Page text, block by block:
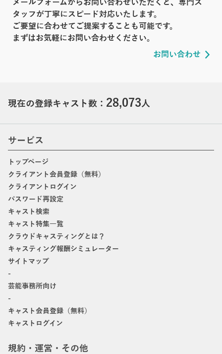
メールフォームからお問い合わせいただくと、専門ス
タッフが丁寧にスピード対応いたします。
ご要望に合わせてご提案することも可能です。
まずはお気軽にお問い合わせください。
お問い合わせ
現在の登録キャスト数： 28,073人
サービス
トップページ
クライアント会員登録（無料）
クライアントログイン
パスワード再設定
キャスト検索
キャスト特集一覧
クラウドキャスティングとは？
キャスティング報酬シミュレーター
サイトマップ
-
芸能事務所向け
-
キャスト会員登録（無料）
キャストログイン
規約・運営・その他